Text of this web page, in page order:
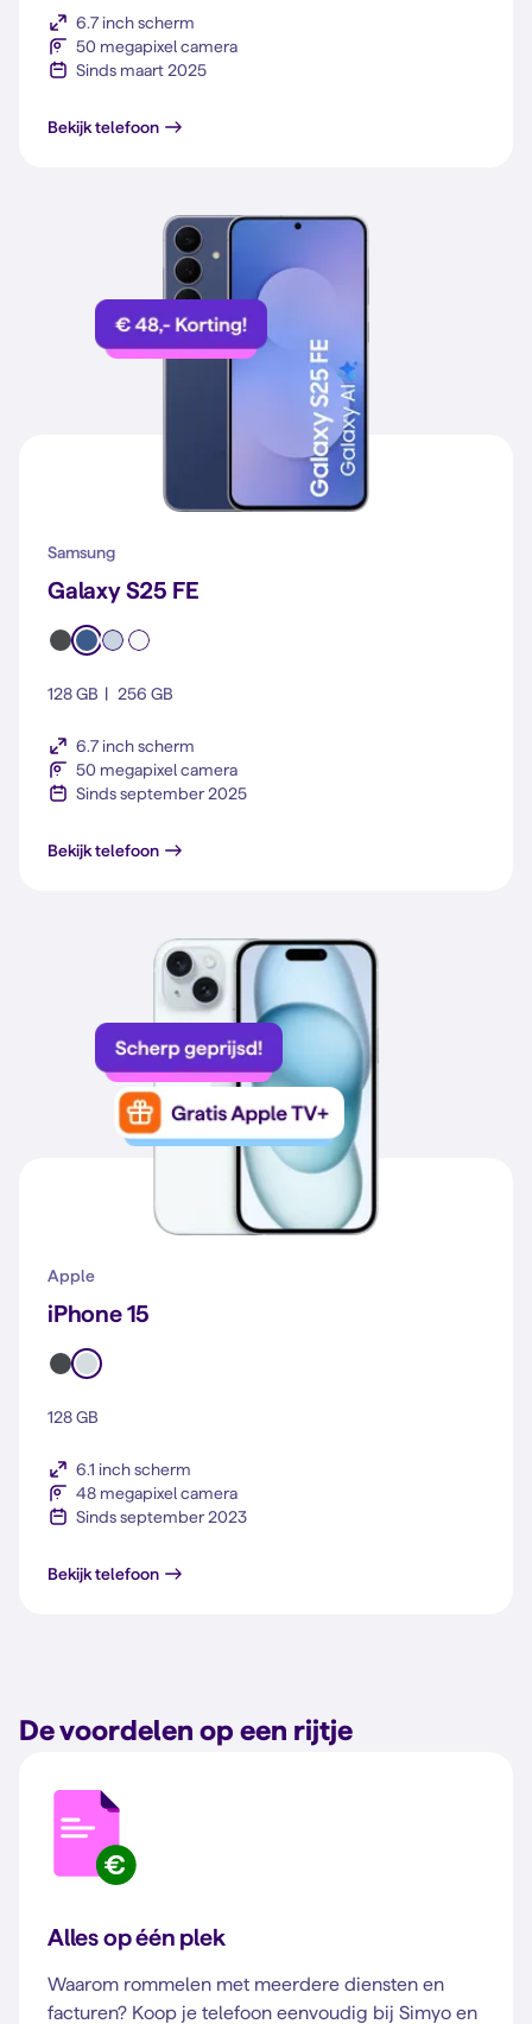
6.7 inch scherm
50 megapixel camera
Sinds maart 2025
Bekijk telefoonGalaxy A56 5G
Samsung
Galaxy S25 FE
128 GB 256 GB
6.7 inch scherm
50 megapixel camera
Sinds september 2025
Bekijk telefoonGalaxy S25 FE
Apple
iPhone 15
128 GB
6.1 inch scherm
48 megapixel camera
Sinds september 2023
Bekijk telefooniPhone 15
De voordelen op een rijtje
Alles op één plek
Waarom rommelen met meerdere diensten en
facturen? Koop je telefoon eenvoudig bij Simyo en